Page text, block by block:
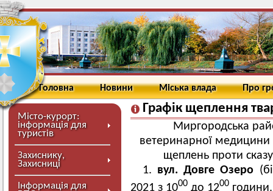
Головна Новини Міська влада Про
Місто-курорт:
інформація для
туристів
Захиснику,
Захисниці
Інформація для
Графік щеплення
Миргородська
ветеринарної
щеплень проти
1. вул. Довге Озеро
2021 з 1000 до 1200 години.